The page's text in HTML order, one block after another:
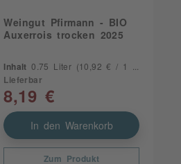
Weingut Pfirmann - BIO
Auxerrois trocken 2025
Inhalt0.75 Liter
(10,92 € / 1 Liter)
Lieferbar
8,19 €
In den Warenkorb
Zum Produkt